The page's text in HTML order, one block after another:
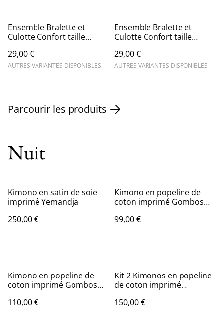
Ensemble Bralette et
Culotte Confort taille
29,00 €
AUTRES VARIANTES DISPONIBLES
Ensemble Bralette et
Culotte Confort taille
orange
29,00 €
AUTRES VARIANTES DISPONIBLES
Parcourir les produits
Nuit
Kimono en satin de soie
imprimé Yemandja
250,00 €
Kimono en popeline de
coton imprimé Gombos
99,00 €
Kimono en popeline de
coton imprimé Gombos
110,00 €
Kit 2 Kimonos en popeline
de coton imprimé
150,00 €